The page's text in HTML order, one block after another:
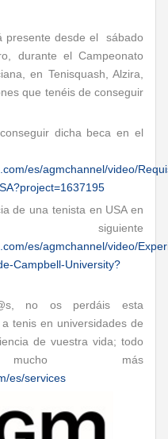
presente desde el sábado
durante el Campeonato
en Tenisquash, Alzira,
que tenéis de conseguir
dicha beca en el
es/agmchannel/video/
de una tenista en USA en
es/agmchannel/video/
Campbell-University?
no os perdáis esta
tenis en universidades de
de vuestra vida; todo
más
es/services